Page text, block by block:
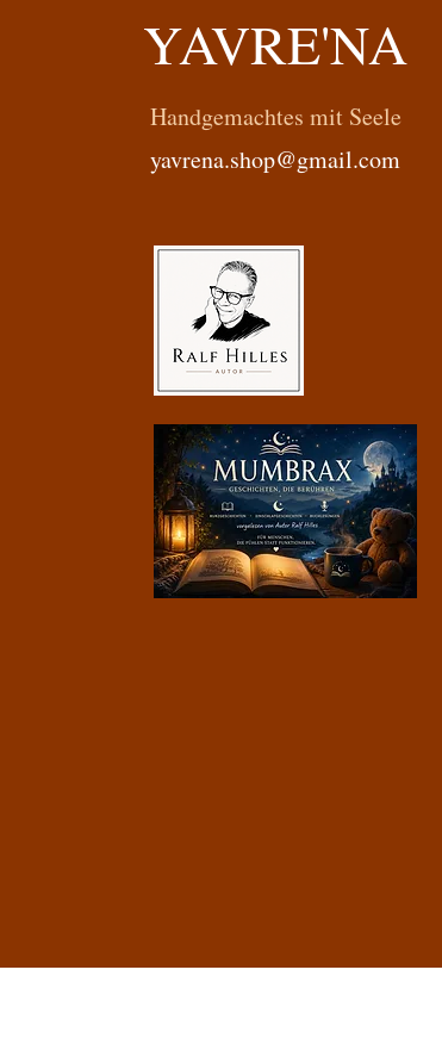
YAVRE'NA
Handgemachtes mit Seele
yavrena.shop@gmail.com